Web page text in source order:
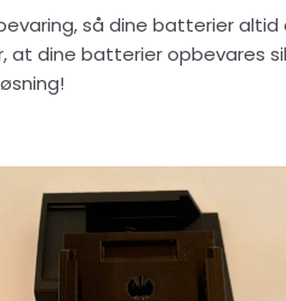
så dine batterier
dine batterier opbevares